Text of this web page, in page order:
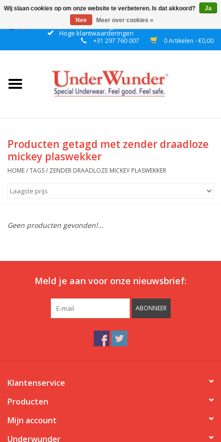
Gratis verzending boven € 50 binnen NL
Hoge klantwaarderingen
+31 297 760 007 0 Artikelen - €0,00
Home
Meisjes
Producten getagd met zender draadloze
mickey plaswekker
HOME/TAGS/ ZENDER DRAADLOZE MICKEY PLASWEKKER
Geen producten gevonden!...
Meld je aan voor onze nieuwsbrief:
ABONNEER
Klantenservice
Producten
Mijn account
Underwunder
Wij slaan cookies op om onze website te verbeteren. Is dat akkoord?
Ja
Nee
Meer over cookies »